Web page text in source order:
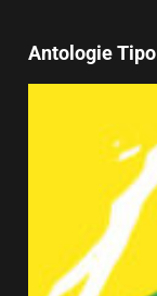
Antologie Tipo